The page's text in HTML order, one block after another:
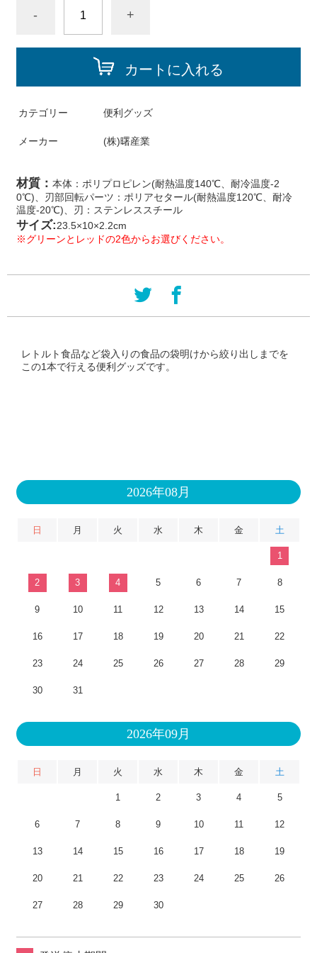
- +
カートに入れる
カテゴリー 便利グッズ
メーカー (株)曙産業
材質： 本体：ポリプロピレン(耐熱温度140℃、耐冷温度-2
0℃)、刃部回転パーツ：ポリアセタール(耐熱温度120℃、耐冷
温度-20℃)、刃：ステンレススチール
サイズ:23.5×10×2.2cm
※グリーンとレッドの2色からお選びください。
レトルト食品など袋入りの食品の袋明けから絞り出しまでを
この1本で行える便利グッズです。
2026年08月
日 月 火 水 木 金 土
1
2 3 4 5 6 7 8
9 10 11 12 13 14 15
16 17 18 19 20 21 22
23 24 25 26 27 28 29
30 31
2026年09月
日 月 火 水 木 金 土
1 2 3 4 5
6 7 8 9 10 11 12
13 14 15 16 17 18 19
20 21 22 23 24 25 26
27 28 29 30